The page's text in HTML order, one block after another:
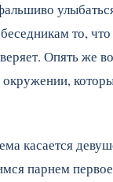
то,
Опять же
касается
парнем